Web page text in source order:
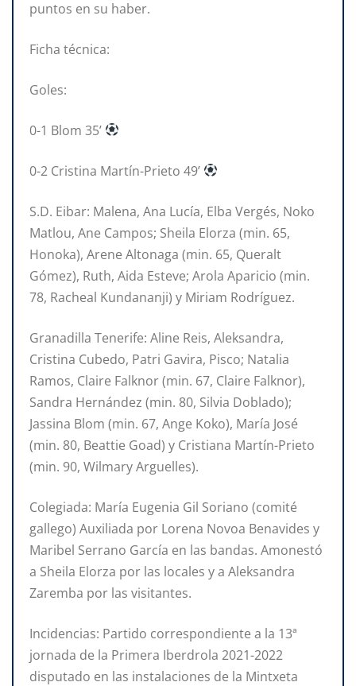
puntos en su haber.
Ficha técnica:
Goles:
0-1 Blom 35’
0-2 Cristina Martín-Prieto 49’
S.D. Eibar: Malena, Ana Lucía, Elba Vergés, Noko
Matlou, Ane Campos; Sheila Elorza (min. 65,
Honoka), Arene Altonaga (min. 65, Queralt
Gómez), Ruth, Aida Esteve; Arola Aparicio (min.
78, Racheal Kundananji) y Miriam Rodríguez.
Granadilla Tenerife: Aline Reis, Aleksandra,
Cristina Cubedo, Patri Gavira, Pisco; Natalia
Ramos, Claire Falknor (min. 67, Claire Falknor),
Sandra Hernández (min. 80, Silvia Doblado);
Jassina Blom (min. 67, Ange Koko), María José
(min. 80, Beattie Goad) y Cristiana Martín-Prieto
(min. 90, Wilmary Arguelles).
Colegiada: María Eugenia Gil Soriano (comité
gallego) Auxiliada por Lorena Novoa Benavides y
Maribel Serrano García en las bandas. Amonestó
a Sheila Elorza por las locales y a Aleksandra
Zaremba por las visitantes.
Incidencias: Partido correspondiente a la 13ª
jornada de la Primera Iberdrola 2021-2022
disputado en las instalaciones de la Mintxeta